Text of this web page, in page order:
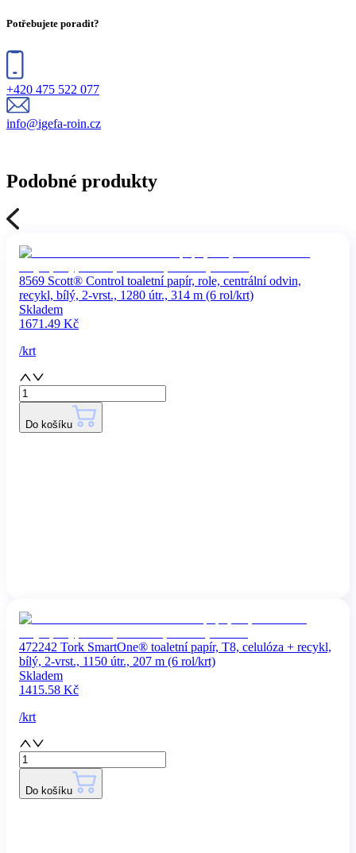
Potřebujete poradit?
+420 475 522 077
info@igefa-roin.cz
Podobné produkty
8569 Scott® Control toaletní papír, role, centrální odvin,
recykl, bílý, 2-vrst., 1280 útr., 314 m (6 rol/krt)
Skladem
1671.49 Kč
/krt
Do košíku
472242 Tork SmartOne® toaletní papír, T8, celulóza + recykl,
bílý, 2-vrst., 1150 útr., 207 m (6 rol/krt)
Skladem
1415.58 Kč
/krt
Do košíku